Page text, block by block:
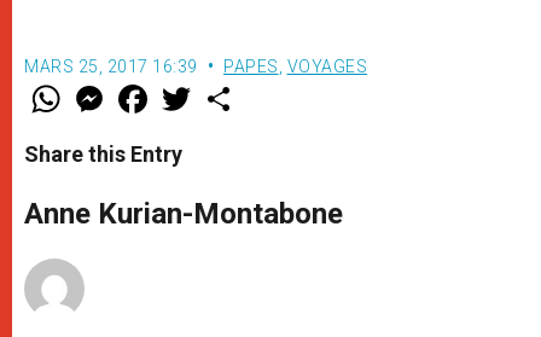
MARS 25, 2017 16:39 PAPES VOYAGES
W
t
s
p
p
M
e
s
e
g
e
F
a
e
b
o
k
w
r
Share this Entry
Anne Kurian-Montabone